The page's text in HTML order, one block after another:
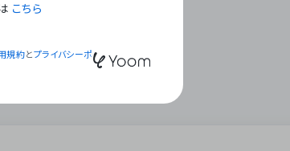
こちら
規約とプライバシーポ